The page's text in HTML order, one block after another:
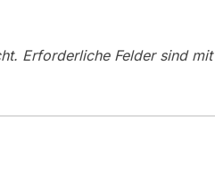
Erforderliche Felder sind mit